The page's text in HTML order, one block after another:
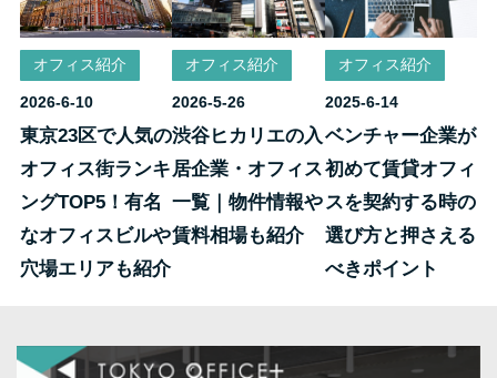
オフィス紹介
2026-6-10
東京23区で人気の
オフィス街ランキ
ングTOP5！有名
なオフィスビルや
穴場エリアも紹介
オフィス紹介
2026-5-26
渋谷ヒカリエの入
居企業・オフィス
一覧｜物件情報や
賃料相場も紹介
オフィス紹介
2025-6-14
ベンチャー企業が
初めて賃貸オフィ
スを契約する時の
選び方と押さえる
べきポイント